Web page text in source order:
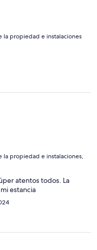
la propiedad e instalaciones
la propiedad e instalaciones,
atentos todos. La
estancia